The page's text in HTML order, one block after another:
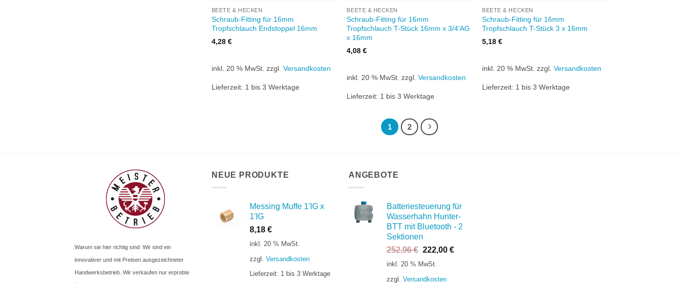
BEETE & HECKEN
Schraub-Fitting für 16mm
Tropfschlauch Endstoppel 16mm
4,28 €
inkl. 20 % MwSt. zzgl. Versandkosten
Lieferzeit: 1 bis 3 Werktage
BEETE & HECKEN
Schraub-Fitting für 16mm
Tropfschlauch T-Stück 16mm x 3/4’AG
x 16mm
4,08€
inkl. 20 % MwSt. zzgl.Versandkosten
Lieferzeit: 1 bis 3 Werktage
BEETE & HECKEN
Schraub-Fitting für 16mm
Tropfschlauch T-Stück 3 x 16mm
5,18€
inkl. 20 % MwSt. zzgl.Versandkosten
Lieferzeit: 1 bis 3 Werktage
1 2
Warum sie hier richtig sind: Wir sind ein
innovativer und mit Preisen ausgezeichneter
Handwerksbetrieb. Wir verkaufen nur erprobte
NEUE PRODUKTE
Messing Muffe 1'IG x
1'IG
8,18 €
inkl. 20 % MwSt.
zzgl. Versandkosten
Lieferzeit: 1 bis 3 Werktage
ANGEBOTE
Batteriesteuerung für
Wasserhahn Hunter-
BTT mit Bluetooth - 2
Sektionen
252,96€ Ursprünglicher
Preis
252,96 €
222,00 €Aktueller
inkl. 20 % MwSt.
zzgl. Versandkosten